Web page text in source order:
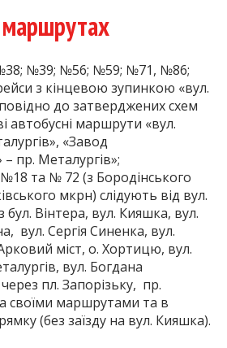
№39; №56; №59; №71, №86;
з кінцевою зупинкою «вул.
до затверджених схем
автобусні маршрути «вул.
«Завод
пр. Металургів»;
та № 72 (з Бородінського
мкрн) слідують від вул.
бул. Вінтера, вул. Кияшка, вул.
вул. Сергія Синенка, вул.
міст, о. Хортицю, вул.
вул. Богдана
пл. Запорізьку, пр.
своїми маршрутами та в
(без заїзду на вул. Кияшка).